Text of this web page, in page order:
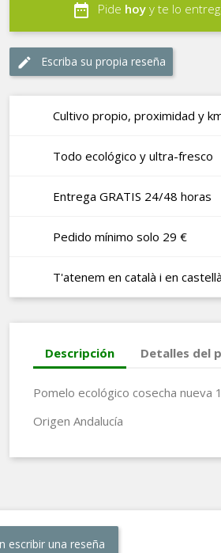
date_range Pide hoyy te lo
edit Escriba su propia reseña
Cultivo propio, proximidad y
Todo ecológico y ultra-fresco
Entrega GRATIS 24/48 horas
Pedido mínimo solo 29 €
T'atenem en català i en castellà
Descripción Detalles del
Pomelo ecológico cosecha nueva
Origen Andalucía
escribir una reseña